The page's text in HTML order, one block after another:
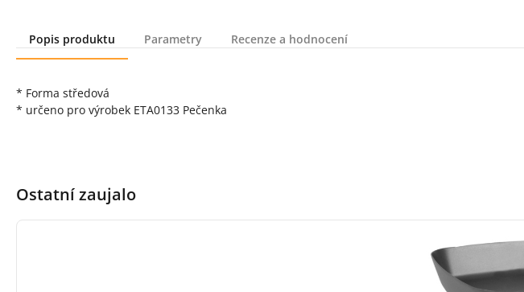
Popis produktu
Parametry Recenze a hodnocení
* Forma středová
* určeno pro výrobek ETA0133 Pečenka
Ostatní zaujalo